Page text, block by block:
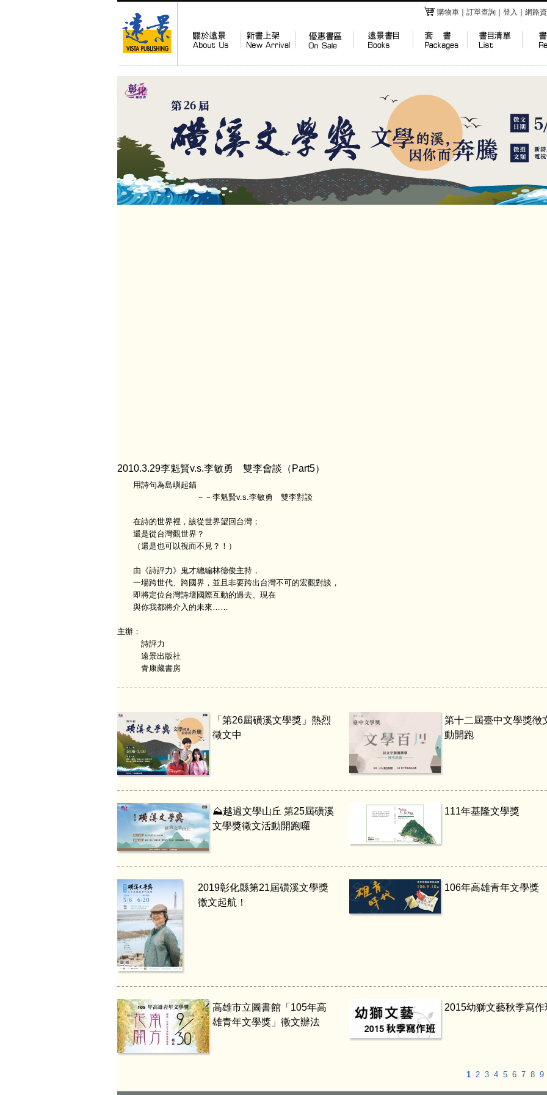
購物車 訂單查詢 登入 網路
2010.3.29李魁賢v.s.李敏勇 雙李會談（Part5）
用詩句為島嶼起錨
－－李魁賢v.s.李敏勇 雙李對談
在詩的世界裡，該從世界望回台灣；
還是從台灣觀世界？
（還是也可以視而不見？！）
由《詩評力》鬼才總編林德俊主持，
一場跨世代、跨國界，並且非要跨出台灣不可的宏觀對談，
即將定位台灣詩壇國際互動的過去、現在
與你我都將介入的未來……
主辦：
詩評力
遠景出版社
青康藏書房
「第26屆磺溪文學獎」熱烈
徵文中
第十二屆臺中文學獎徵
動開跑
⛰️越過文學山丘 第25屆磺溪
文學獎徵文活動開跑囉
111年基隆文學獎
2019彰化縣第21屆磺溪文學獎
徵文起航！
106年高雄青年文學獎
高雄市立圖書館「105年高
雄青年文學獎」徵文辦法
2015幼獅文藝秋季寫作
1 2 3 4 5 6 7 8 9